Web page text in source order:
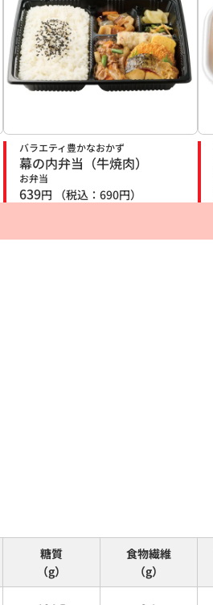
バラエティ豊かなおかず
幕の内弁当（牛焼肉）
お弁当
639円 （税込： 690円）
糖質
（g）
食物繊維
（g）